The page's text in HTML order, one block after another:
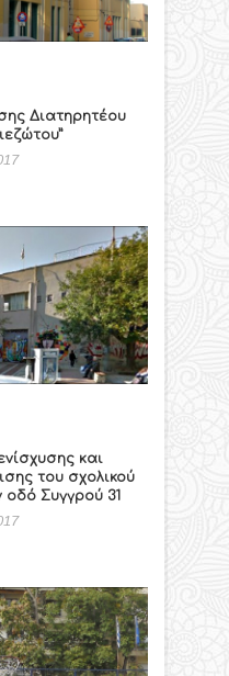
Διατηρητέου
και
του σχολικού
οδό Συγγρού 31